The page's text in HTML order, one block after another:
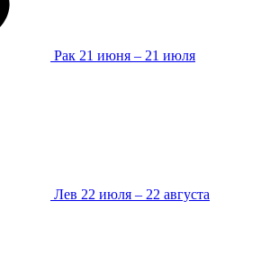
Рак 21 июня – 21 июля
Лев 22 июля – 22 августа